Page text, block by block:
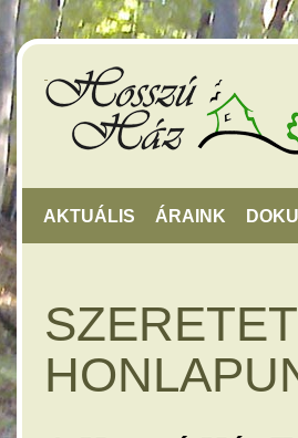
AKTUÁLIS ÁRAINK